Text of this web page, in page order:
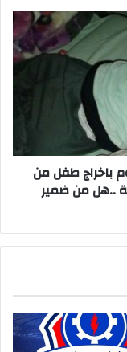
باخراج طفل من
..هل من ضمير